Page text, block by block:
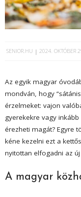
SENIOR.HU 2024. OKTÓBER
Az egyik magyar
mondván, hogy
érzelmeket: vajon
gyerekekre vagy
érezheti magát? Egyre
kéne kezelni ezt a
nyitottan elfogadni az
A magyar